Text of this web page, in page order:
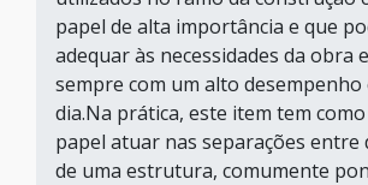
papel de alta importância e que
adequar às necessidades da obra
sempre com um alto desempenho
dia.Na prática, este item tem
papel atuar nas separações entre
de uma estrutura, comumente